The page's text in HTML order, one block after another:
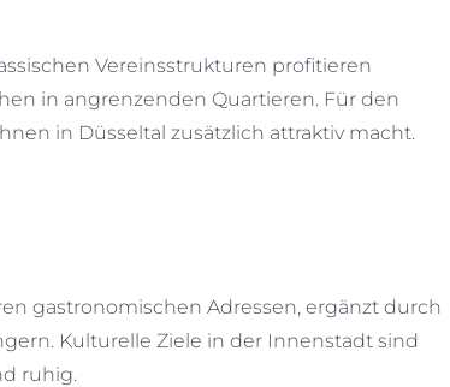
Vereinsstrukturen profitieren
in angrenzenden Quartieren. Für den
in Düsseltal zusätzlich attraktiv macht.
gastronomischen Adressen, ergänzt durch
Kulturelle Ziele in der Innenstadt sind
ruhig.